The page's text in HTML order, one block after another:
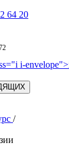
64 20
i-envelope">
/